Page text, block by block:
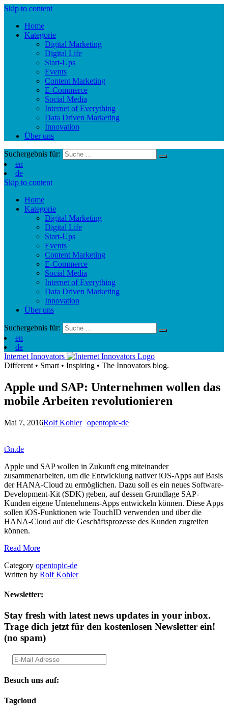
Skip to content
Home
Kategorie
Digital Marketing
Digital Life
Start-Ups
Events
Content Marketing
E-Commerce
Social Media
Internet of Everything
Data Driven Marketing
Innovation
Über uns
Suchergebnis für:
en
de
Skip to content
Home
Kategorie
Digital Marketing
Digital Life
Start-Ups
Events
Content Marketing
E-Commerce
Social Media
Internet of Everything
Data Driven Marketing
Innovation
Über uns
Suchergebnis für:
en
de
Internet Innovators
Different • Smart • Inspiring • The Innovators blog.
Apple und SAP: Unternehmen wollen das
mobile Arbeiten revolutionieren
Mai 7, 2016Rolf Kohler opentopic-de
t3n.de
Apple und SAP wollen in Zukunft eng miteinander
zusammenarbeiten, um die Entwicklung nativer iOS-Apps auf Basis
der HANA-Cloud zu ermöglichen. Dazu soll es ein neues Software-
Development-Kit (SDK) geben, auf dessen Grundlage SAP-
Kunden eigene Untenehmens-Apps entwickeln können. Diese Apps
sollen iOS-Funktionen wie TouchID verwenden und über die
HANA-Cloud auf die Geschäftsprozesse des Kunden zugreifen
können.
Read More
Category opentopic-de
Written by Rolf Kohler
Newsletter:
Stay fresh with latest news updates in your inbox.
Trage dich jetzt für den kostenlosen Newsletter ein!
(no spam)
Besuch uns auf:
Tagcloud